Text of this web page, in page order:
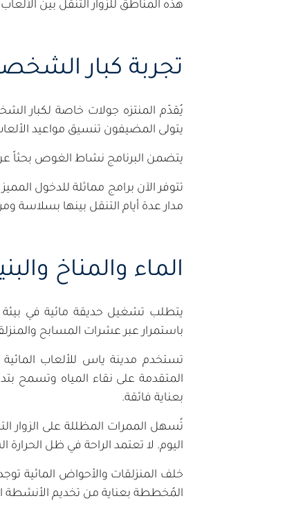
هذه المناطق للزوار التنقل بين
تجربة كبار
يُقدّم المنتزه جولات خاصة لكبار
يتولى المضيفون تنسيق مواعيد
يتضمن البرنامج نشاط الغوص بحثاً عن
تتوفر الآن برامج مماثلة للدخول
مدار عدة أيام التنقل بينها بسلاسة
الماء والمناخ
يتطلب تشغيل حديقة مائية في بيئة
باستمرار عبر عشرات المسابح
تستخدم مدينة ياس للألعاب المائية
المتقدمة على نقاء المياه وتسمح
بعناية فائقة.
تُسهل الممرات المظللة على
اليوم. لا تعتمد الراحة في ظل
خلف المنزلقات والأحواض المائية
المُخططة بعناية من تخديم الأنشطة